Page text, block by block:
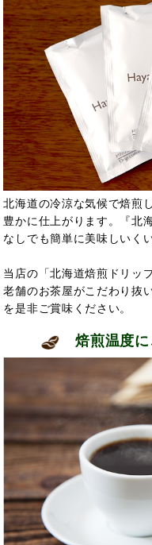
北海道の冷涼な気候で焙煎
豊かに仕上がります。『北
なしでも簡単に美味しいく
当店の「北海道焙煎ドリッ
老舗のお茶屋がこだわり抜
を是非ご賞味ください。
焙煎温度